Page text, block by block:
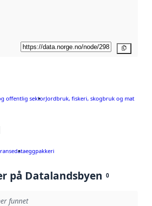
offentlig sektorJordbruk, fiskeri, skogbruk og mat
eggpakkeri
på Datalandsbyen 0
funnet